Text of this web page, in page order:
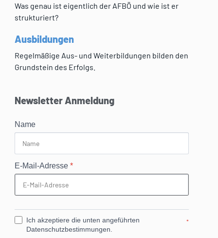
Was genau ist eigentlich der AFBÖ und wie ist er
strukturiert?
Ausbildungen
Regelmäßige Aus- und Weiterbildungen bilden den
Grundstein des Erfolgs.
Newsletter Anmeldung
Name
E-Mail-Adresse *
Ich akzeptiere die unten angeführten
Datenschutzbestimmungen.
*